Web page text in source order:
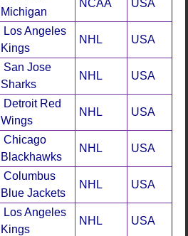
Michigan
NCAA USA
Los Angeles
Kings
NHL USA
San Jose
Sharks
NHL USA
Detroit Red
Wings
NHL USA
Chicago
Blackhawks
NHL USA
Columbus
Blue Jackets
NHL USA
Los Angeles
Kings
NHL USA